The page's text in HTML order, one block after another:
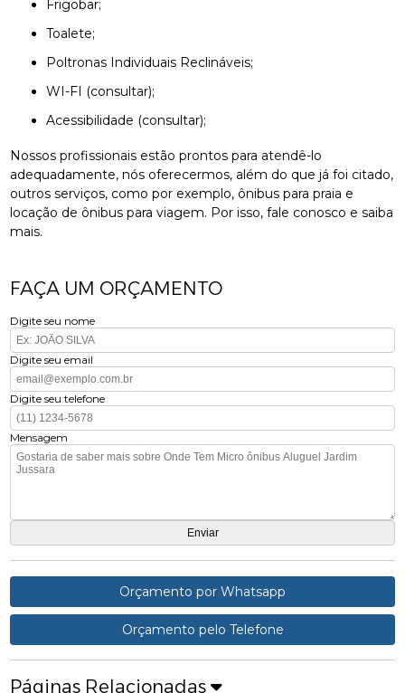
Frigobar;
Toalete;
Poltronas Individuais Reclináveis;
WI-FI (consultar);
Acessibilidade (consultar);
Nossos profissionais estão prontos para atendê-lo
adequadamente, nós oferecermos, além do que já foi citado,
outros serviços, como por exemplo, ônibus para praia e
locação de ônibus para viagem. Por isso, fale conosco e saiba
mais.
FAÇA UM ORÇAMENTO
Digite seu nome
Digite seu email
Digite seu telefone
Mensagem
Orçamento por Whatsapp
Orçamento pelo Telefone
Páginas Relacionadas